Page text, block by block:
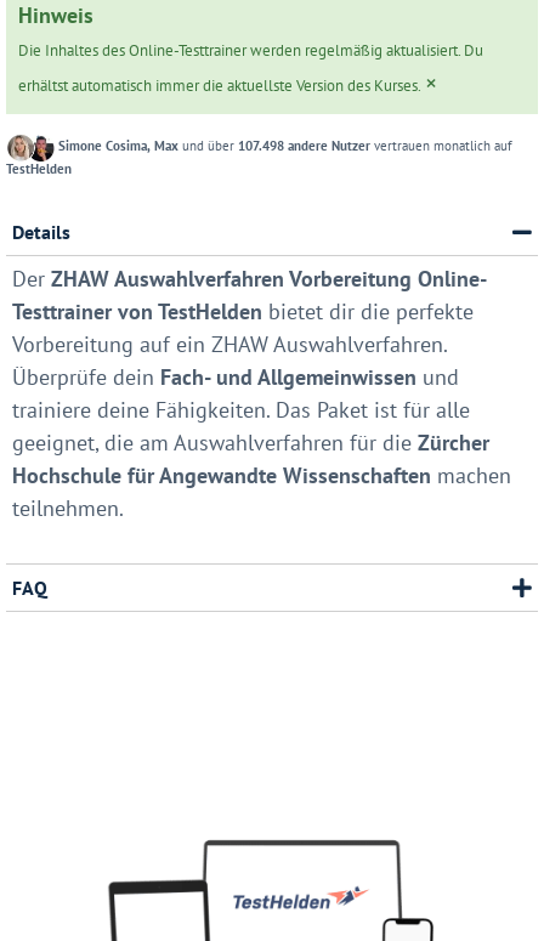
Hinweis
Die Inhaltes des Online-Testtrainer werden regelmäßig aktualisiert. Du
erhältst automatisch immer die aktuellste Version des Kurses. ×
Simone Cosima, Max und über 107.498 andere Nutzer vertrauen monatlich auf
TestHelden
Details
Der ZHAW Auswahlverfahren Vorbereitung Online-
Testtrainer von TestHelden bietet dir die perfekte
Vorbereitung auf ein ZHAW Auswahlverfahren.
Überprüfe dein Fach- und Allgemeinwissen und
trainiere deine Fähigkeiten. Das Paket ist für alle
geeignet, die am Auswahlverfahren für die Zürcher
Hochschule für Angewandte Wissenschaften machen
teilnehmen.
FAQ